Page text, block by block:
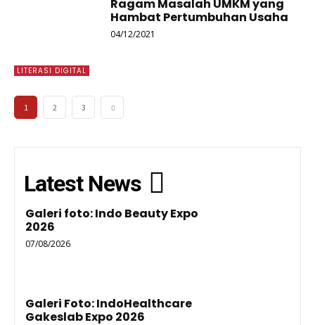
LITERASI DIGITAL
Ragam Masalah UMKM yang
Hambat Pertumbuhan Usaha
04/12/2021
1 2 3
Latest News
Galeri foto: Indo Beauty Expo
2026
07/08/2026
Galeri Foto: IndoHealthcare
Gakeslab Expo 2026